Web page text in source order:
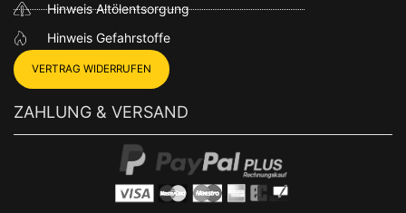
Hinweis Altölentsorgung
Hinweis Gefahrstoffe
VERTRAG WIDERRUFEN
ZAHLUNG & VERSAND